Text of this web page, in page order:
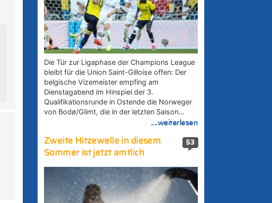
Die Tür zur Ligaphase der Champions League
bleibt für die Union Saint-Gilloise offen: Der
belgische Vizemeister empfing am
Dienstagabend im Hinspiel der 3.
Qualifikationsrunde in Ostende die Norweger
von Bodø/Glimt, die in der letzten Saison…
....weiterlesen
53
Zweite Hitzewelle in diesem
Sommer ist jetzt amtlich